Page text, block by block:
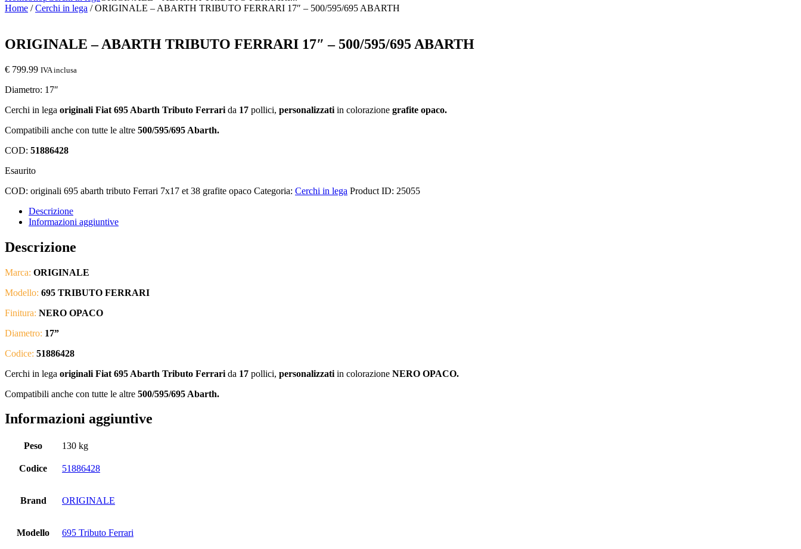
Home /Cerchi in lega / ORIGINALE – ABARTH TRIBUTO FERRARI 17″ – 500/595/695 ABARTH
ORIGINALE – ABARTH TRIBUTO FERRARI 17″ – 500/595/695 ABARTH
€ 799.99 IVA inclusa
Diametro: 17″
Cerchi in lega originali Fiat 695 Abarth Tributo Ferrari da 17 pollici, personalizzati in colorazione grafite opaco.
Compatibili anche con tutte le altre 500/595/695 Abarth.
COD: 51886428
Esaurito
COD: originali 695 abarth tributo Ferrari 7x17 et 38 grafite opaco Categoria: Cerchi in lega Product ID: 25055
Descrizione
Informazioni aggiuntive
Descrizione
Marca: ORIGINALE
Modello: 695 TRIBUTO FERRARI
Finitura: NERO OPACO
Diametro: 17”
Codice: 51886428
Cerchi in lega originali Fiat 695 Abarth Tributo Ferrari da 17 pollici, personalizzati in colorazione NERO OPACO.
Compatibili anche con tutte le altre 500/595/695 Abarth.
Informazioni aggiuntive
Peso 130 kg
Codice 51886428
Brand ORIGINALE
Modello 695 Tributo Ferrari